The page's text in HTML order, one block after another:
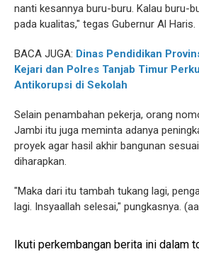
nanti kesannya buru-buru. Kalau buru-
pada kualitas," tegas Gubernur Al Haris.
BACA JUGA: Dinas Pendidikan
Kejari dan Polres Tanjab Timur
Antikorupsi di Sekolah
Selain penambahan pekerja, orang
Jambi itu juga meminta adanya
proyek agar hasil akhir bangunan
diharapkan.
"Maka dari itu tambah tukang lagi,
lagi. Insyaallah selesai," pungkasnya.
Ikuti perkembangan berita ini dalam